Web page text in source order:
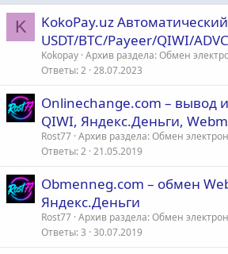
K
KokoPay.uz
USDT/BTC/Payeer/QIWI/
Kokopay Архив раздела: Обмен
Ответы 2 28.07.2023
Onlinechange.com – вывод
QIWI, Яндекс.Деньги,
Rost77 Архив раздела: Обмен
Ответы 2 21.05.2019
Obmenneg.com – обмен
Яндекс.Деньги
Rost77 Архив раздела: Обмен
Ответы 3 30.07.2019